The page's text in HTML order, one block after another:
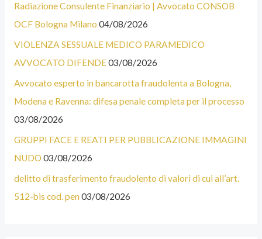
Radiazione Consulente Finanziario | Avvocato CONSOB
OCF Bologna Milano 04/08/2026
VIOLENZA SESSUALE MEDICO PARAMEDICO
AVVOCATO DIFENDE03/08/2026
Avvocato esperto in bancarotta fraudolenta a Bologna,
Modena e Ravenna: difesa penale completa per il processo
03/08/2026
GRUPPI FACE E REATI PER PUBBLICAZIONE IMMAGINI
NUDO 03/08/2026
delitto di trasferimento fraudolento di valori di cui all’art.
512-bis cod. pen 03/08/2026
N
E
C
A
T
E
G
O
R
G
O
R
I
E